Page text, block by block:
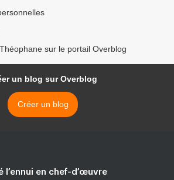
sur le portail Overblog
un blog sur Overblog
Créer un blog
en chef-d’œuvre